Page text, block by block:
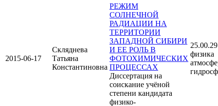
2015-06-17
Скляднева
Татьяна
Константиновна
РЕЖИМ
СОЛНЕЧНОЙ
РАДИАЦИИ НА
ТЕРРИТОРИИ
ЗАПАДНОЙ СИБИРИ
И ЕЕ РОЛЬ В
ФОТОХИМИЧЕСКИХ
ПРОЦЕССАХ
Диссертация на
соискание учёной
степени кандидата
физико-
физика